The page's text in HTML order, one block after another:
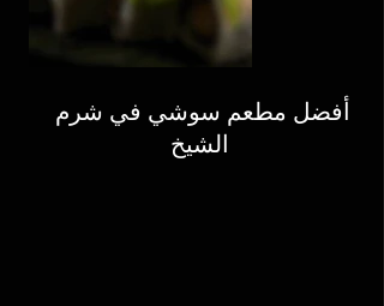
أفضل مطعم سوشي في شرم
الشيخ